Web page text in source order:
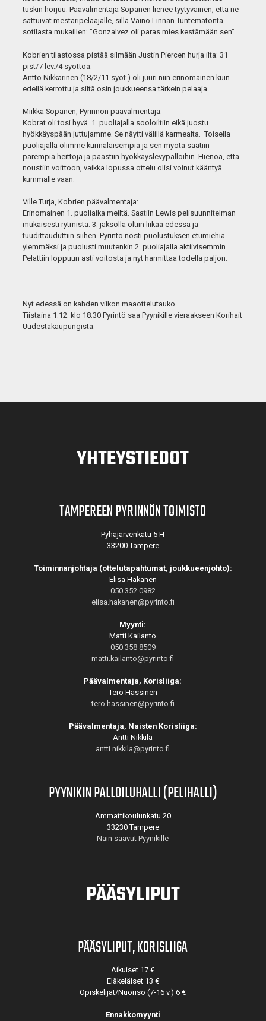
tuskin horjuu. Päävalmentaja Sopanen lienee tyytyväinen, että ne
sattuivat mestaripelaajalle, sillä Väinö Linnan Tuntematonta
sotilasta mukaillen: ”Gonzalvez oli paras mies kestämään sen”.
Kobrien tilastossa pistää silmään Justin Piercen hurja ilta: 31
pist/7 lev./4 syöttöä.
Antto Nikkarinen (18/2/11 syöt.) oli juuri niin erinomainen kuin
edellä kerrottu ja siltä osin joukkueensa tärkein pelaaja.
Miikka Sopanen, Pyrinnön päävalmentaja:
Kobrat oli tosi hyvä. 1. puoliajalla sooloiltiin eikä juostu
hyökkäyspään juttujamme. Se näytti välillä karmealta. Toisella
puoliajalla olimme kurinalaisempia ja sen myötä saatiin
parempia heittoja ja päästiin hyökkäyslevypalloihin. Hienoa, että
noustiin voittoon, vaikka lopussa ottelu olisi voinut kääntyä
kummalle vaan.
Ville Turja, Kobrien päävalmentaja:
Erinomainen 1. puoliaika meiltä. Saatiin Lewis pelisuunnitelman
mukaisesti rytmistä. 3. jaksolla oltiin liikaa edessä ja
tuudittauduttiin siihen. Pyrintö nosti puolustuksen etumiehiä
ylemmäksi ja puolusti muutenkin 2. puoliajalla aktiivisemmin.
Pelattiin loppuun asti voitosta ja nyt harmittaa todella paljon.
Nyt edessä on kahden viikon maaottelutauko.
Tiistaina 1.12. klo 18.30 Pyrintö saa Pyynikille vieraakseen Korihait
Uudestakaupungista.
YHTEYSTIEDOT
TAMPEREEN PYRINNÖN TOIMISTO
Pyhäjärvenkatu 5 H
33200 Tampere
Toiminnanjohtaja (ottelutapahtumat, joukkueenjohto):
Elisa Hakanen
050 352 0982
elisa.hakanen@pyrinto.fi
Myynti:
Matti Kailanto
050 358 8509
matti.kailanto@pyrinto.fi
Päävalmentaja, Korisliiga:
Tero Hassinen
tero.hassinen@pyrinto.fi
Päävalmentaja, Naisten Korisliiga:
Antti Nikkilä
antti.nikkila@pyrinto.fi
PYYNIKIN PALLOILUHALLI (PELIHALLI)
Ammattikoulunkatu 20
33230 Tampere
Näin saavut Pyynikille
PÄÄSYLIPUT
PÄÄSYLIPUT, KORISLIIGA
Aikuiset 17 €
Eläkeläiset 13 €
Opiskelijat/Nuoriso (7-16 v.) 6 €
Ennakkomyynti